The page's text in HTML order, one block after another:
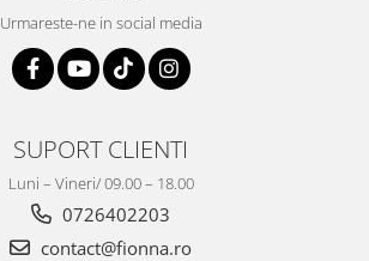
Urmareste-ne in social media
SUPORT CLIENTI
Luni – Vineri/ 09.00 – 18.00
0726402203
contact@fionna.ro